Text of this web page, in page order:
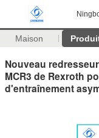
Maison
Nouveau
MCR3 de Rexroth
d'entraînement